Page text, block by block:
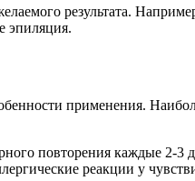
результата.
эпиляция.
применения.
повторения каждые 2-3
реакции у